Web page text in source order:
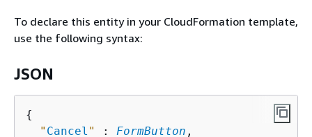
To declare this entity in your CloudFormation template,
use the following syntax:
JSON
{
" Cancel " : FormButton ,